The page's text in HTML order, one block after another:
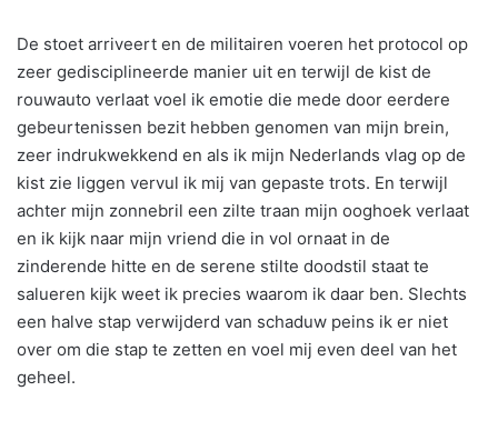
De stoet arriveert en de militairen voeren het protocol op
zeer gedisciplineerde manier uit en terwijl de kist de
rouwauto verlaat voel ik emotie die mede door eerdere
gebeurtenissen bezit hebben genomen van mijn brein,
zeer indrukwekkend en als ik mijn Nederlands vlag op de
kist zie liggen vervul ik mij van gepaste trots. En terwijl
achter mijn zonnebril een zilte traan mijn ooghoek verlaat
en ik kijk naar mijn vriend die in vol ornaat in de
zinderende hitte en de serene stilte doodstil staat te
salueren kijk weet ik precies waarom ik daar ben. Slechts
een halve stap verwijderd van schaduw peins ik er niet
over om die stap te zetten en voel mij even deel van het
geheel.